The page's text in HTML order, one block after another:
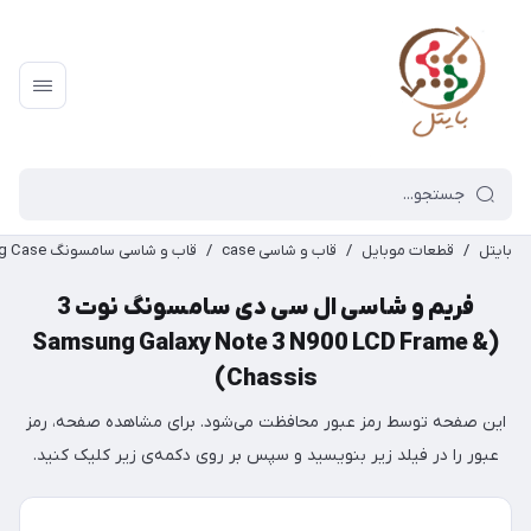
بایتل / قطعات موبایل / قاب و شاسی case / قاب و شاسی سامسونگ Samsung Case
فریم و شاسی ال سی دی سامسونگ نوت 3
(Samsung Galaxy Note 3 N900 LCD Frame &
Chassis)
این صفحه توسط رمز عبور محافظت می‌شود. برای مشاهده صفحه، رمز
عبور را در فیلد زیر بنویسید و سپس بر روی دکمه‌ی زیر کلیک کنید.